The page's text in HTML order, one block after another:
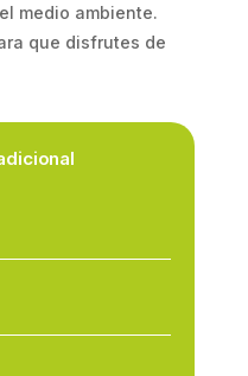
medio ambiente.
que disfrutes de